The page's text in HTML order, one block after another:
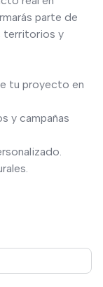
parte de
territorios y
tu proyecto en
y campañas